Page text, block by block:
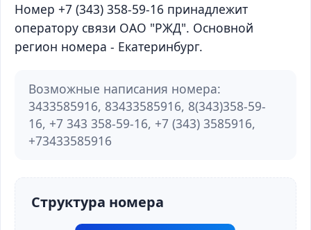
Номер +7 (343) 358-59-16 принадлежит
оператору связи ОАО "РЖД". Основной
регион номера - Екатеринбург.
Возможные написания номера:
3433585916, 83433585916, 8(343)358-59-
16, +7 343 358-59-16, +7 (343) 3585916,
+73433585916
Структура номера